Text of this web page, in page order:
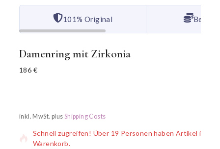
101% Original Bester
Damenring mit Zirkonia
186 €
inkl. MwSt. plus Shipping Costs
14 Produkte wurden in den letzten 17 Stunden verkauft
Schnell zugreifen! Über 19 Personen haben Artikel im
Warenkorb.